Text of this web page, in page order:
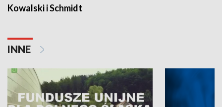
Kowalski i Schmidt
INNE